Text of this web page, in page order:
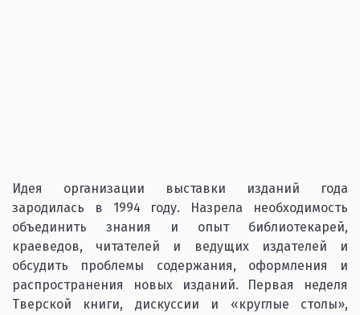
Идея организации выставки изданий года
зародилась в 1994 году. Назрела необходимость
объединить знания и опыт библиотекарей,
краеведов, читателей и ведущих издателей и
обсудить проблемы содержания, оформления и
распространения новых изданий. Первая неделя
Тверской книги, дискуссии и «круглые столы»,